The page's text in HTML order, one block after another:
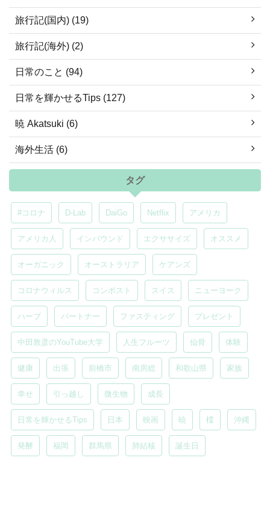
旅行記(国内) (19)
旅行記(海外) (2)
日常のこと (94)
日常を輝かせるTips (127)
暁 Akatsuki (6)
海外生活 (6)
タグ
#コロナ D-Lab DaiGo Netflix アメリカ
アメリカ人 インバウンド エクササイズ オススメ
オーガニック オーストラリア ケアンズ
コロナウィルス コンポスト スイス ニューヨーク
ハーブ パートナー ファスティング プレゼント
中田敦彦のYouTube大学 人生フルーツ 仙骨 体験
健康 出張 前橋市 南房総 和歌山県 家族
幸せ 引っ越し 微生物 成長
日常を輝かせるTips 日本 映画 暁 楪 沖縄
発酵 福岡 群馬県 肺結核 誕生日